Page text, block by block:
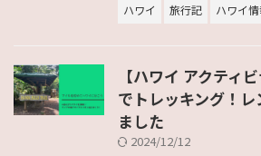
ハワイ 旅行記 ハワイ
【ハワイ アクティ
でトレッキング！
ました
2024/12/12